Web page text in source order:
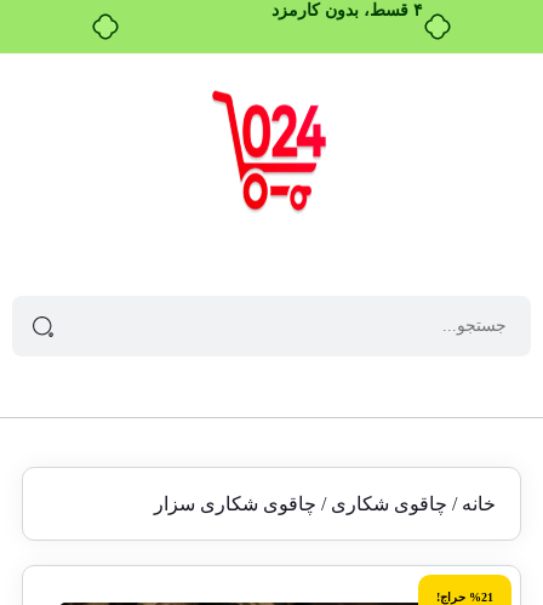
خانه / چاقوی شکاری / چاقوی شکاری سزار
%21 حراج!